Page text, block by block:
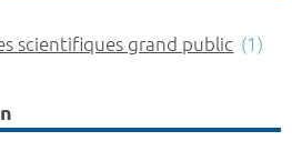
scientifiques grand public (1)